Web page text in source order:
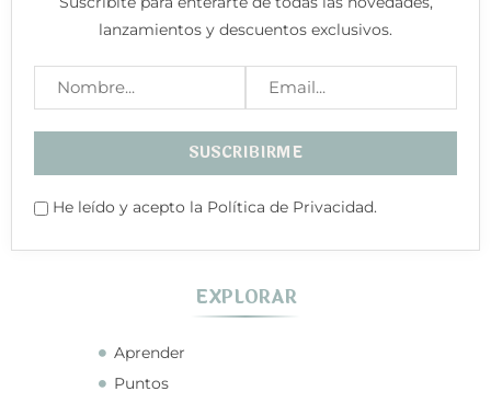
lanzamientos y descuentos exclusivos.
He leído y acepto la Política de Privacidad.
EXPLORAR
Aprender
Puntos